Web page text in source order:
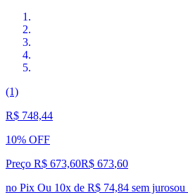
(1)
R$ 748,44
10% OFF
Preço R$ 673,60R$ 673,60
no Pix Ou 10x de R$ 74,84 sem jurosou